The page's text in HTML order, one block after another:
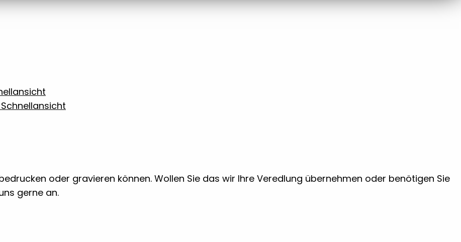
Schnellansicht
oder gravieren können. Wollen Sie das wir Ihre Veredlung übernehmen oder benötigen Sie
gerne an.